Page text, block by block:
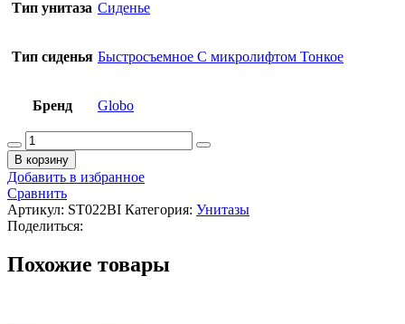
Тип унитаза Сиденье
Тип сиденья Быстросъемное С микролифтом Тонкое
Бренд Globo
Количество
товара
GLOBO
STONE
Сиденье
съемное
для
с
В корзину
Добавить в избранное
Сравнить
Артикул: ST022BI Категория: Унитазы
Поделиться:
Похожие товары